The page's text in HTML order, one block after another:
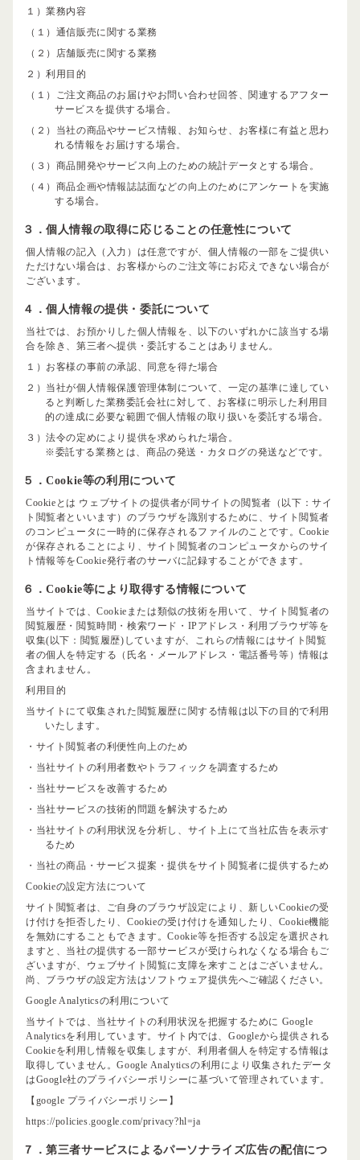
１）業務内容
（１）通信販売に関する業務
（２）店舗販売に関する業務
２）利用目的
（１）ご注文商品のお届けやお問い合わせ回答、関連するアフター
サービスを提供する場合。
（２）当社の商品やサービス情報、お知らせ、お客様に有益と思わ
れる情報をお届けする場合。
（３）商品開発やサービス向上のための統計データとする場合。
（４）商品企画や情報誌誌面などの向上のためにアンケートを実施
する場合。
３．個人情報の取得に応じることの任意性について
個人情報の記入（入力）は任意ですが、個人情報の一部をご提供い
ただけない場合は、お客様からのご注文等にお応えできない場合が
ございます。
４．個人情報の提供・委託について
当社では、お預かりした個人情報を、以下のいずれかに該当する場
合を除き、第三者へ提供・委託することはありません。
１）お客様の事前の承認、同意を得た場合
２）当社が個人情報保護管理体制について、一定の基準に達してい
ると判断した業務委託会社に対して、お客様に明示した利用目
的の達成に必要な範囲で個人情報の取り扱いを委託する場合。
３）法令の定めにより提供を求められた場合。
※委託する業務とは、商品の発送・カタログの発送などです。
５．Cookie等の利用について
Cookieとは ウェブサイトの提供者が同サイトの閲覧者（以下：サイ
ト閲覧者といいます）のブラウザを識別するために、サイト閲覧者
のコンピュータに一時的に保存されるファイルのことです。Cookie
が保存されることにより、サイト閲覧者のコンピュータからのサイ
ト情報等をCookie発行者のサーバに記録することができます。
６．Cookie等により取得する情報について
当サイトでは、Cookieまたは類似の技術を用いて、サイト閲覧者の
閲覧履歴・閲覧時間・検索ワード・IPアドレス・利用ブラウザ等を
収集(以下：閲覧履歴)していますが、これらの情報にはサイト閲覧
者の個人を特定する（氏名・メールアドレス・電話番号等）情報は
含まれません。
利用目的
当サイトにて収集された閲覧履歴に関する情報は以下の目的で利用
いたします。
・サイト閲覧者の利便性向上のため
・当社サイトの利用者数やトラフィックを調査するため
・当社サービスを改善するため
・当社サービスの技術的問題を解決するため
・当社サイトの利用状況を分析し、サイト上にて当社広告を表示す
るため
・当社の商品・サービス提案・提供をサイト閲覧者に提供するため
Cookieの設定方法について
サイト閲覧者は、ご自身のブラウザ設定により、新しいCookieの受
け付けを拒否したり、Cookieの受け付けを通知したり、Cookie機能
を無効にすることもできます。Cookie等を拒否する設定を選択され
ますと、当社の提供する一部サービスが受けられなくなる場合もご
ざいますが、ウェブサイト閲覧に支障を来すことはございません。
尚、ブラウザの設定方法はソフトウェア提供先へご確認ください。
Google Analyticsの利用について
当サイトでは、当社サイトの利用状況を把握するために Google
Analyticsを利用しています。サイト内では、Googleから提供される
Cookieを利用し情報を収集しますが、利用者個人を特定する情報は
取得していません。Google Analyticsの利用により収集されたデータ
はGoogle社のプライバシーポリシーに基づいて管理されています。
【google プライバシーポリシー】
https://policies.google.com/privacy?hl=ja
７．第三者サービスによるパーソナライズ広告の配信につ